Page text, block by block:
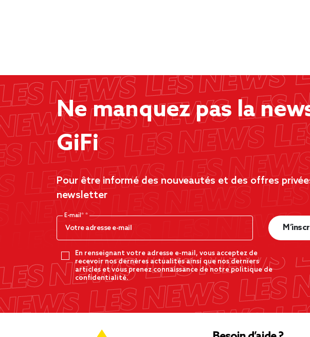
Ne manquez pas la
GiFi
Pour être informé des nouveautés et des offres
newsletter
E-mail*
En renseignant votre adresse e-mail, vous acceptez de
recevoir nos dernères actualités ainsi que nos derniers
articles et vous prenez connaissance de notre politique de
confidentialité.